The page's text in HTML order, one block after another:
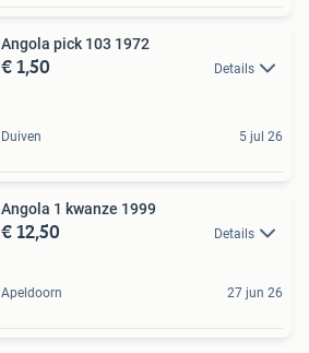
Angola pick 103 1972
€ 1,50 Details
Duiven 5 jul 26
Angola 1 kwanze 1999
€ 12,50 Details
Apeldoorn 27 jun 26